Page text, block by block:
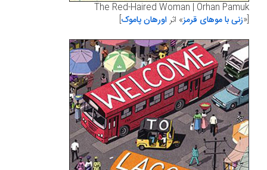
The Red-Haired Woman | Orhan Pamuk
[«زنی با موهای قرمز» اثراورهان پاموک]